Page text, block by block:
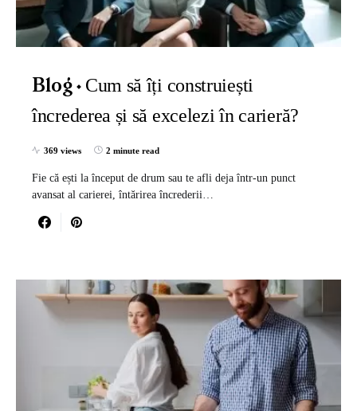
Blog
Cum să îți construiești
încrederea și să excelezi în carieră?
369 views 2 minute read
Fie că ești la început de drum sau te afli deja într-un punct
avansat al carierei, întărirea încrederii…